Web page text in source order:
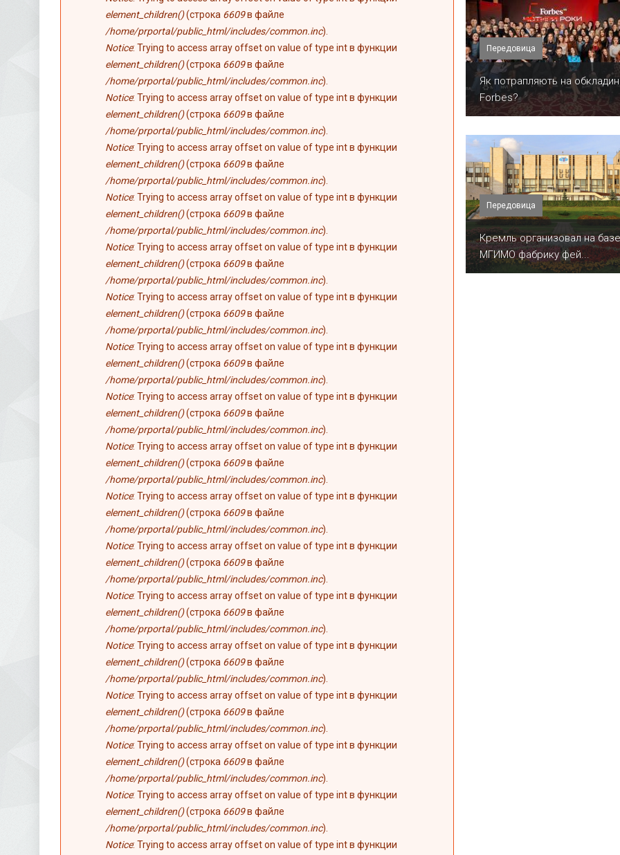
element_children()(строка 6609в файле
/home/prportal/public_html/includes/common.inc).
Notice: Trying to access array offset on value of type int в функции
element_children()(строка 6609в файле
/home/prportal/public_html/includes/common.inc).
Notice: Trying to access array offset on value of type int в функции
element_children()(строка 6609в файле
/home/prportal/public_html/includes/common.inc).
Notice: Trying to access array offset on value of type int в функции
element_children()(строка 6609в файле
/home/prportal/public_html/includes/common.inc).
Notice: Trying to access array offset on value of type int в функции
element_children()(строка 6609в файле
/home/prportal/public_html/includes/common.inc).
Notice: Trying to access array offset on value of type int в функции
element_children()(строка 6609в файле
/home/prportal/public_html/includes/common.inc).
Notice: Trying to access array offset on value of type int в функции
element_children()(строка 6609в файле
/home/prportal/public_html/includes/common.inc).
Notice: Trying to access array offset on value of type int в функции
element_children()(строка 6609в файле
/home/prportal/public_html/includes/common.inc).
Notice: Trying to access array offset on value of type int в функции
element_children()(строка 6609в файле
/home/prportal/public_html/includes/common.inc).
Notice: Trying to access array offset on value of type int в функции
element_children()(строка 6609в файле
/home/prportal/public_html/includes/common.inc).
Notice: Trying to access array offset on value of type int в функции
element_children()(строка 6609в файле
/home/prportal/public_html/includes/common.inc).
Notice: Trying to access array offset on value of type int в функции
element_children()(строка 6609в файле
/home/prportal/public_html/includes/common.inc).
Notice: Trying to access array offset on value of type int в функции
element_children()(строка 6609в файле
/home/prportal/public_html/includes/common.inc).
Notice: Trying to access array offset on value of type int в функции
element_children()(строка 6609в файле
/home/prportal/public_html/includes/common.inc).
Notice: Trying to access array offset on value of type int в функции
element_children()(строка 6609в файле
/home/prportal/public_html/includes/common.inc).
Notice: Trying to access array offset on value of type int в функции
element_children()(строка 6609в файле
/home/prportal/public_html/includes/common.inc).
Notice: Trying to access array offset on value of type int в функции
element_children()(строка 6609в файле
/home/prportal/public_html/includes/common.inc).
Notice: Trying to access array offset on value of type int в функции
Передовица
​Як потрапляють на
Forbes?
Передовица
Кремль организовал на базе
МГИМО фабрику фей...